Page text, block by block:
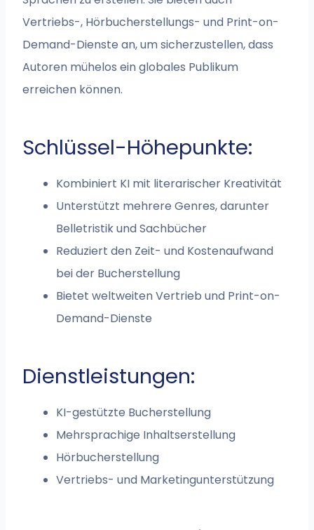
Vertriebs-, Hörbucherstellungs- und Print-on-
Demand-Dienste an, um sicherzustellen, dass
Autoren mühelos ein globales Publikum
erreichen können.
Schlüssel-Höhepunkte:
Kombiniert KI mit literarischer Kreativität
Unterstützt mehrere Genres, darunter
Belletristik und Sachbücher
Reduziert den Zeit- und Kostenaufwand
bei der Bucherstellung
Bietet weltweiten Vertrieb und Print-on-
Demand-Dienste
Dienstleistungen:
KI-gestützte Bucherstellung
Mehrsprachige Inhaltserstellung
Hörbucherstellung
Vertriebs- und Marketingunterstützung